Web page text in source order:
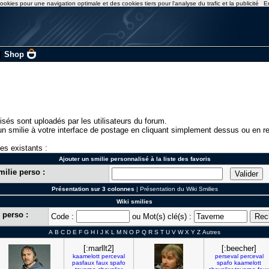
Shop
sont uploadés par les utilisateurs du forum.
smilie à votre interface de postage en cliquant simplement dessus ou en
existants :
Ajouter un smilie personnalisé à la liste des favoris
perso :
Présentation sur 3 colonnes | Présentation du Wiki Smilies
Wiki smilies
perso : Code : ou Mot(s) clé(s) :
A B C D E F G H I J K L M N O P Q R S T U V W X Y Z Autres
[:marllt2]
kaamelott perceval
pasfaux faux spafo
[:beecher]
perseval perceval
spafo kaamelott
pour une navigation optimale et des cookies tiers pour l'analyse du trafic et la publicité